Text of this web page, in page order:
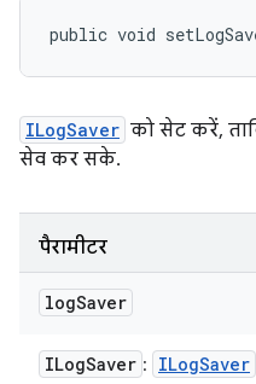
public void
ILogSaver को सेट करें,
सेव कर सके.
पैरामीटर
logSaver
ILogSaver : ILogSaver